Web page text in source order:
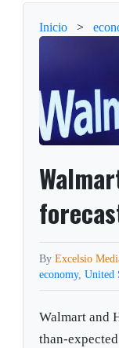
Inicio >
ByExcelsio
economy,United
Walmart and
than-